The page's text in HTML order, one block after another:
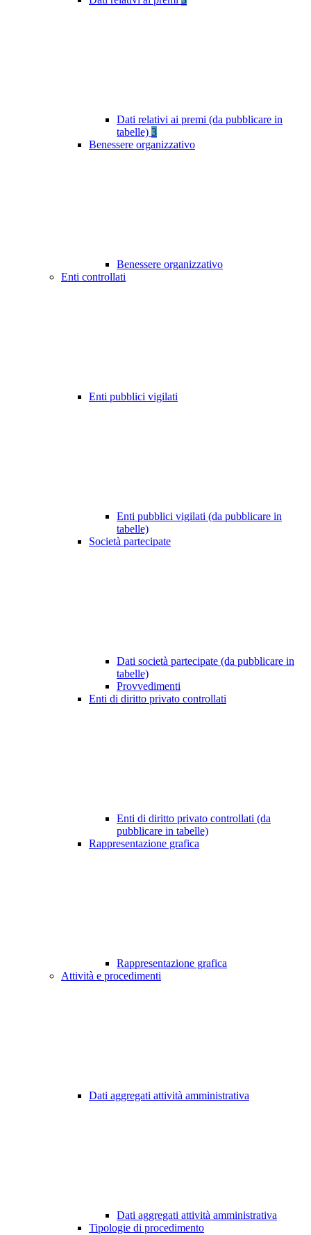
Dati relativi ai premi (da pubblicare in
tabelle) 3
Benessere organizzativo
Benessere organizzativo
Enti controllati
Enti pubblici vigilati
Enti pubblici vigilati (da pubblicare in
tabelle)
Società partecipate
Dati società partecipate (da pubblicare in
tabelle)
Provvedimenti
Enti di diritto privato controllati
Enti di diritto privato controllati (da
pubblicare in tabelle)
Rappresentazione grafica
Rappresentazione grafica
Attività e procedimenti
Dati aggregati attività amministrativa
Dati aggregati attività amministrativa
Tipologie di procedimento